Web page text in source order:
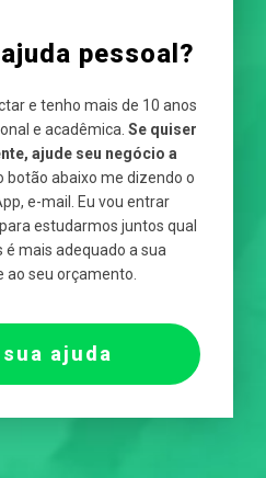
pessoal?
e tenho mais de 10 anos
e acadêmica. Se quiser
ajude seu negócio a
botão abaixo me dizendo o
e-mail. Eu vou entrar
estudarmos juntos qual
é mais adequado a sua
ao seu orçamento.
ajuda